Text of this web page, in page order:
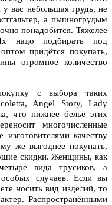
вас небольшая грудь, не
а пышногрудым
понадобится. Тяжелее
надо подбирать под
придётся покупать,
огромное количество
с выбора таких
Angel Story, Lady
что нижнее бельё этих
многочисленные
качеству
же выгоднее покупать,
скидки. Женщины, как
вида трусиков, а
случаев. Если вы
носить вид изделий, то
Распространёнными